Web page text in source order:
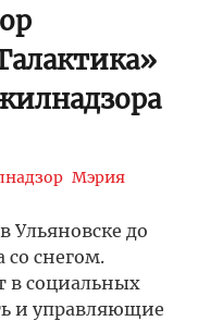
Мэрия
Ульяновске до
со снегом.
социальных
и управляющие